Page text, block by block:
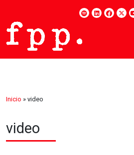
Inicio » video
video